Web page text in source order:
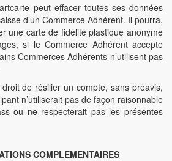
peut effacer toutes ses données
d’un Commerce Adhérent. Il pourra,
une carte de fidélité plastique anonyme
si le Commerce Adhérent accepte
Commerces Adhérents n’utilisent pas
de résilier un compte, sans préavis,
n’utiliserait pas de façon raisonnable
ou ne respecterait pas les présentes
COMPLEMENTAIRES